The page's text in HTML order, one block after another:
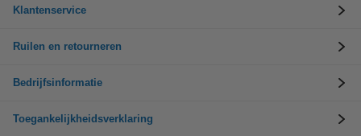
Klantenservice
Ruilen en retourneren
Bedrijfsinformatie
Toegankelijkheidsverklaring